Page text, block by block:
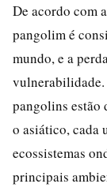
De acordo com a
pangolim é
mundo, e a
vulnerabilidade.
pangolins estão
o asiático, cada
ecossistemas
principais